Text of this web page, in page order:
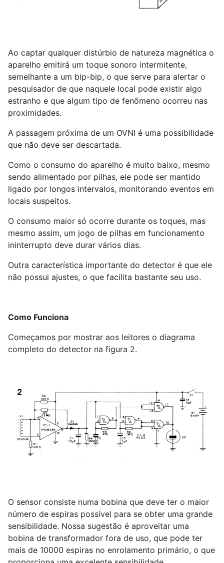
Ao captar qualquer distúrbio de natureza magnética o
aparelho emitirá um toque sonoro intermitente,
semelhante a um bip-bip, o que serve para alertar o
pesquisador de que naquele local pode existir algo
estranho e que algum tipo de fenômeno ocorreu nas
proximidades.
A passagem próxima de um OVNI é uma possibilidade
que não deve ser descartada.
Como o consumo do aparelho é muito baixo, mesmo
sendo alimentado por pilhas, ele pode ser mantido
ligado por longos intervalos, monitorando eventos em
locais suspeitos.
O consumo maior só ocorre durante os toques, mas
mesmo assim, um jogo de pilhas em funcionamento
ininterrupto deve durar vários dias.
Outra característica importante do detector é que ele
não possui ajustes, o que facilita bastante seu uso.
Como Funciona
Começamos por mostrar aos leitores o diagrama
completo do detector na figura 2.
O sensor consiste numa bobina que deve ter o maior
número de espiras possível para se obter uma grande
sensibilidade. Nossa sugestão é aproveitar uma
bobina de transformador fora de uso, que pode ter
mais de 10000 espiras no enrolamento primário, o que